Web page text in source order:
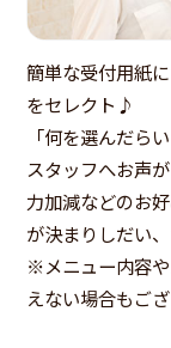
簡単な受付用紙
をセレクト♪
「何を選んだら
スタッフへお声
力加減などのお
が決まりしだい
※メニュー内容
えない場合もご